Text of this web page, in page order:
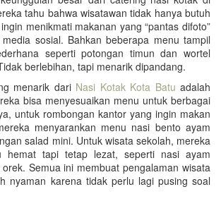
tahu bahwa wisatawan tidak hanya butuh
menikmati makanan yang “pantas difoto”
sosial. Bahkan beberapa menu tampil
seperti potongan timun dan wortel
berlebihan, tapi menarik dipandang.
menarik dari Nasi Kotak Kota Batu adalah
bisa menyesuaikan menu untuk berbagai
untuk rombongan kantor yang ingin makan
menyarankan menu nasi bento ayam
salad mini. Untuk wisata sekolah, mereka
hemat tapi tetap lezat, seperti nasi ayam
Semua ini membuat pengalaman wisata
nyaman karena tidak perlu lagi pusing soal